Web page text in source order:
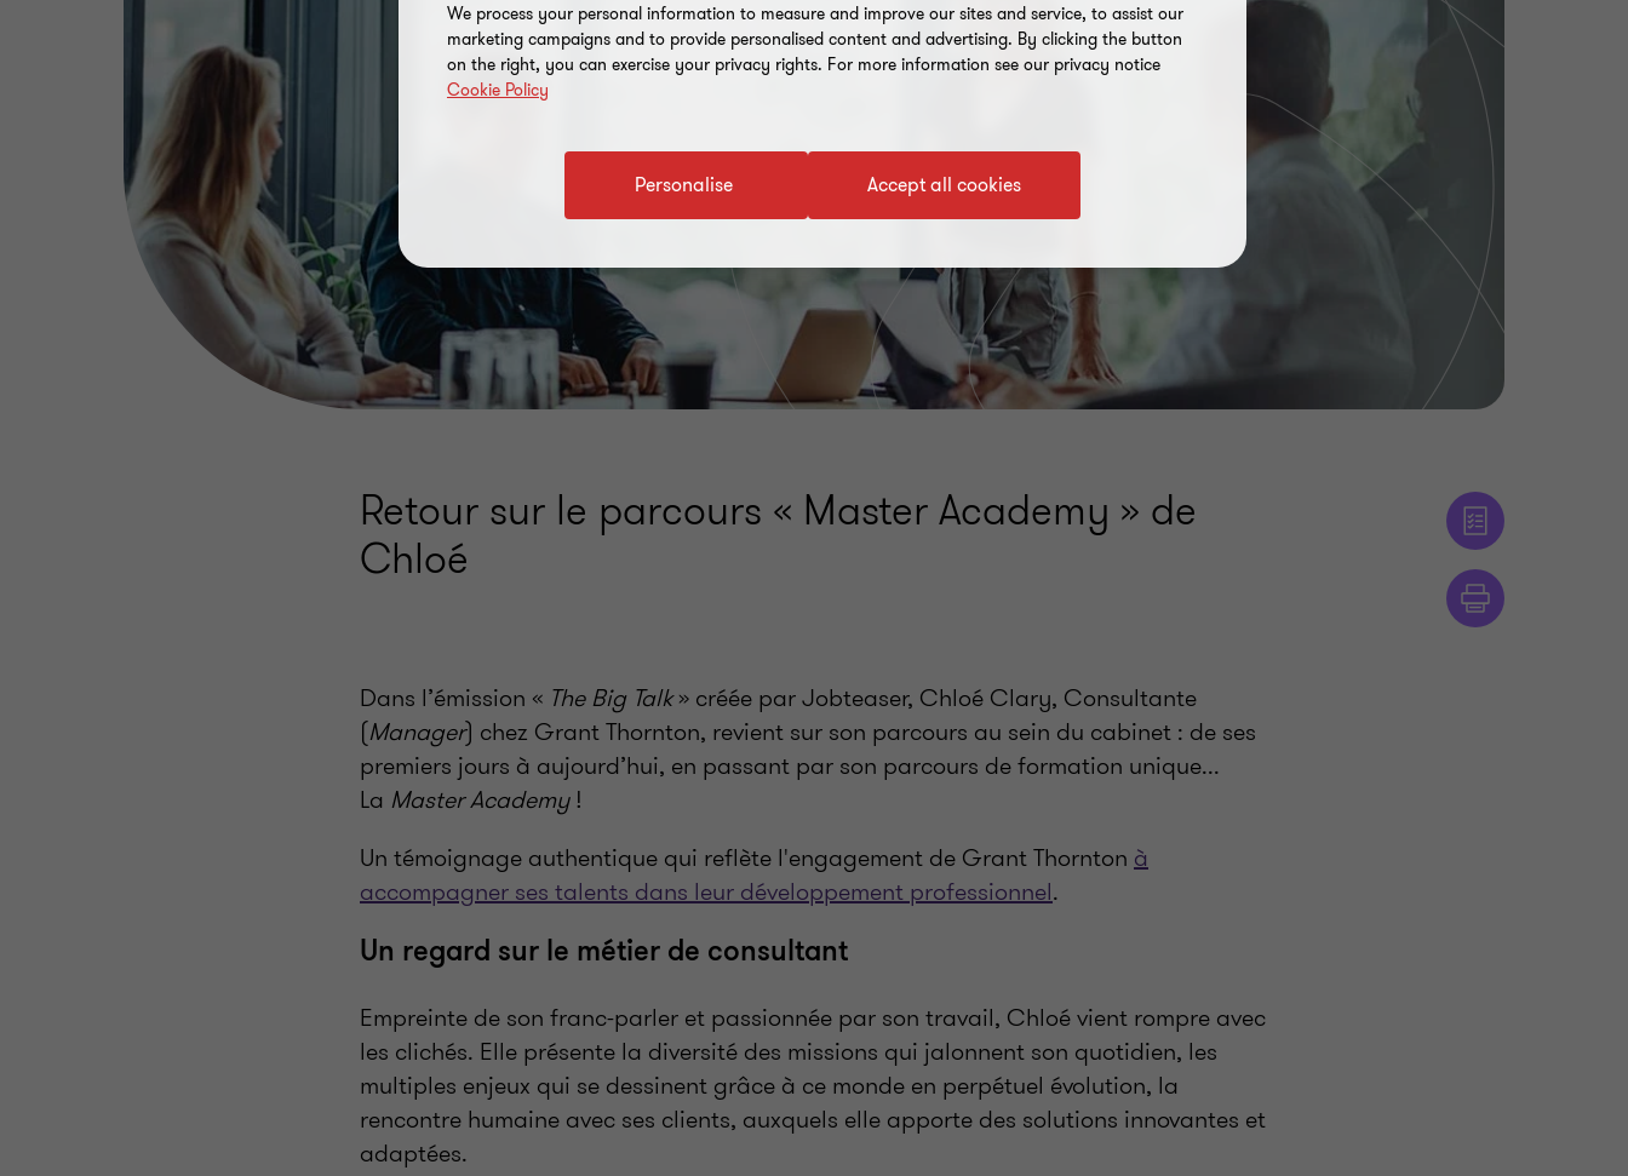
Retour sur le parcours « Master Academy » de
Chloé
Dans l’émission « The Big Talk » créée par Jobteaser, Chloé Clary, Consultante
(Manager) chez Grant Thornton, revient sur son parcours au sein du cabinet : de ses
premiers jours à aujourd’hui, en passant par son parcours de formation unique...
La Master Academy !
Un témoignage authentique qui reflète l'engagement de Grant Thornton à
accompagner ses talents dans leur développement professionnel.
Un regard sur le métier de consultant
Empreinte de son franc-parler et passionnée par son travail, Chloé vient rompre avec
les clichés. Elle présente la diversité des missions qui jalonnent son quotidien, les
multiples enjeux qui se dessinent grâce à ce monde en perpétuel évolution, la
rencontre humaine avec ses clients, auxquels elle apporte des solutions innovantes et
adaptées.
We process your personal information to measure and improve our sites and service, to assist our
marketing campaigns and to provide personalised content and advertising. By clicking the button
on the right, you can exercise your privacy rights. For more information see our privacy notice
Cookie Policy
Accept all cookies
Personalise